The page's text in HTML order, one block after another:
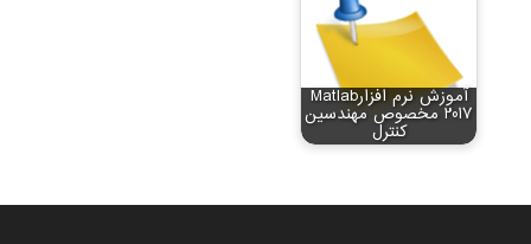
آموزش نرم افزارMatlab
2017 مخصوص مهندسین
کنترل